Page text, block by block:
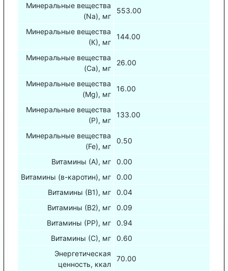
Минеральные вещества
(Na), мг
553.00
Минеральные вещества
(К), мг
144.00
Минеральные вещества
(Са), мг
26.00
Минеральные вещества
(Mg), мг
16.00
Минеральные вещества
(Р), мг
133.00
Минеральные вещества
(Fe), мг
0.50
Витамины (А), мг
0.00
Витамины (в-каротин), мг
0.00
Витамины (В1), мг
0.04
Витамины (В2), мг
0.09
Витамины (РР), мг
0.94
Витамины (С), мг
0.60
Энергетическая
ценность, ккал
70.00